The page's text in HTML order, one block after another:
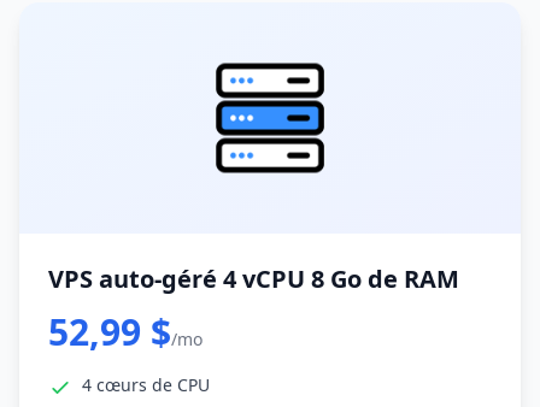
VPS auto-géré 4 vCPU 8 Go de RAM
52,99 $/mo
4 cœurs de CPU